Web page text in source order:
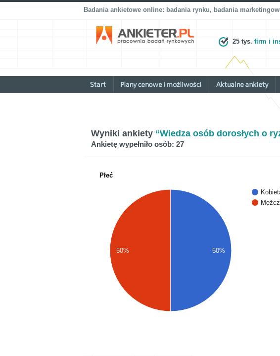
Badania ankietowe online: badania rynku, badania
25 tys. firm i
Wyniki ankiety “Wiedza osób dorosłych o
Ankietę wypełniło osób: 27
Płeć
50% 50%